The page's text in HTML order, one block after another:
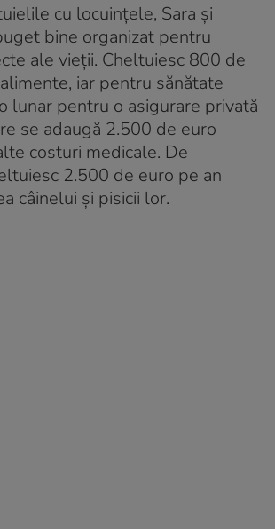
cu locuințele, Sara și
bine organizat pentru
ale vieții. Cheltuiesc 800 de
iar pentru sănătate
lunar pentru o asigurare privată
se adaugă 2.500 de euro
costuri medicale. De
2.500 de euro pe an
câinelui și pisicii lor.